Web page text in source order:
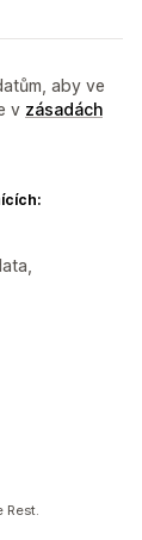
aby ve
v zásadách
Rest.